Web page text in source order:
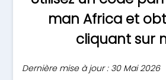
man Africa et
cliquant sur
Dernière mise à jour : 30 Mai 2026